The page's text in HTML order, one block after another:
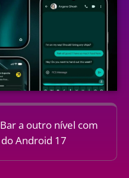
a outro nível com
Android 17